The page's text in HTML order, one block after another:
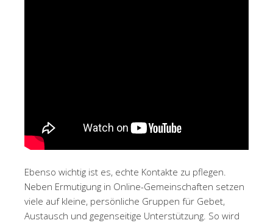
Ebenso wichtig ist es, echte Kontakte zu pflegen.
Neben Ermutigung in Online-Gemeinschaften setzen
viele auf kleine, persönliche Gruppen für Gebet,
Austausch und gegenseitige Unterstützung. So wird